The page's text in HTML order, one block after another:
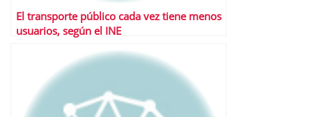
El transporte público cada vez tiene menos
usuarios, según el INE